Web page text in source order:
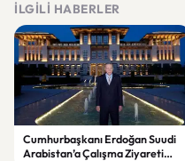
İLGILI HABERLER
Cumhurbaşkanı Erdoğan Suudi
Arabistan’a Çalışma Ziyareti